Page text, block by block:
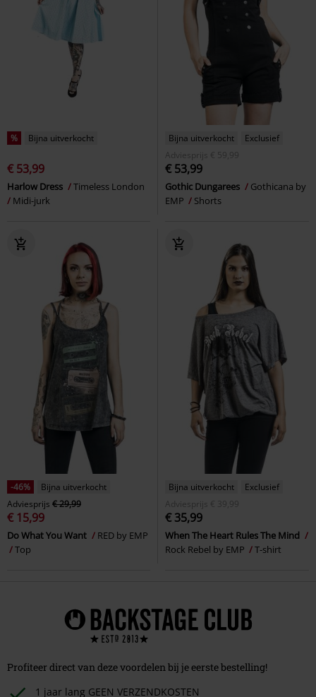
% Bijna uitverkocht
€ 53,99
Harlow Dress
Timeless London
Midi-jurk
Bijna uitverkocht
Exclusief
Adviesprijs
€ 59,99
€ 53,99
Gothic Dungarees
Gothicana by
EMP
Shorts
-46%
Bijna uitverkocht
Adviesprijs € 29,99
€ 15,99
Do What You Want
RED by EMP
Top
Bijna uitverkocht
Exclusief
Adviesprijs
€ 39,99
€ 35,99
When The Heart Rules The Mind
Rock Rebel by EMP
T-shirt
Profiteer direct van deze voordelen bij je eerste bestelling!
1 jaar lang GEEN VERZENDKOSTEN